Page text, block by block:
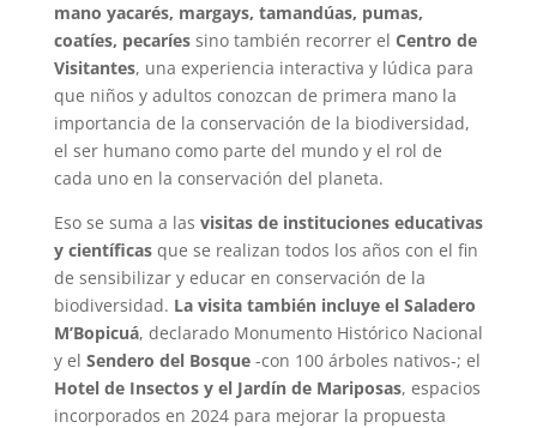
mano yacarés, margays, tamandúas, pumas,
coatíes, pecaríessino también recorrer el Centro de
Visitantes, una experiencia interactiva y lúdica para
que niños y adultos conozcan de primera mano la
importancia de la conservación de la biodiversidad,
el ser humano como parte del mundo y el rol de
cada uno en la conservación del planeta.
Eso se suma a las visitas de instituciones educativas
y científicasque se realizan todos los años con el fin
de sensibilizar y educar en conservación de la
biodiversidad. La visita también incluye el Saladero
M’Bopicuá, declarado Monumento Histórico Nacional
y el Sendero del Bosque-con 100 árboles nativos-; el
Hotel de Insectos y el Jardín de Mariposas, espacios
incorporados en 2024 para mejorar la propuesta